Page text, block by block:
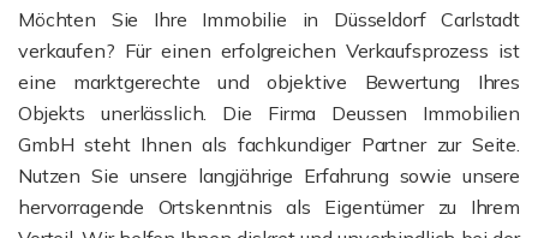
Möchten Sie Ihre Immobilie in Düsseldorf Carlstadt
verkaufen? Für einen erfolgreichen Verkaufsprozess ist
eine marktgerechte und objektive Bewertung Ihres
Objekts unerlässlich. Die Firma Deussen Immobilien
GmbH steht Ihnen als fachkundiger Partner zur Seite.
Nutzen Sie unsere langjährige Erfahrung sowie unsere
hervorragende Ortskenntnis als Eigentümer zu Ihrem